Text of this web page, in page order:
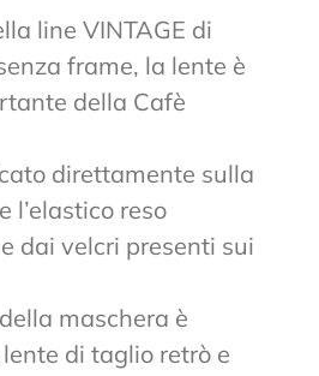
line VINTAGE di
frame, la lente è
della Cafè
direttamente sulla
l’elastico reso
dai velcri presenti sui
maschera è
di taglio retrò e